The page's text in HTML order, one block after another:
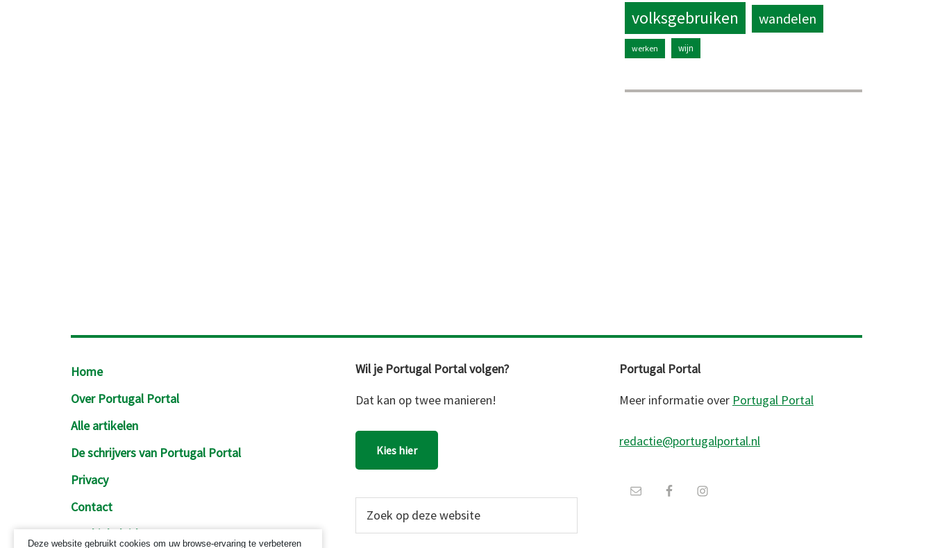
volksgebruiken wandelen
werken wijn
Footer
Home
Over Portugal Portal
Alle artikelen
De schrijvers van Portugal Portal
Privacy
Contact
Cookiebeleid
Wil je Portugal Portal volgen?
Dat kan op twee manieren!
Kies hier
Portugal Portal
Meer informatie over Portugal Portal
redactie@portugalportal.nl
Deze website gebruikt cookies om uw browse-ervaring te verbeteren